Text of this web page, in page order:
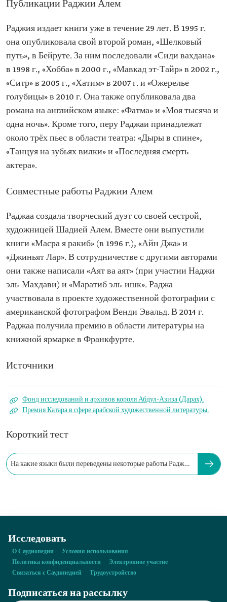
Публикации Раджии Алем
Раджия издает книги уже в течение 29 лет. В 1995 г.
она опубликовала свой второй роман, «Шелковый
путь», в Бейруте. За ним последовали «Сиди вахдана»
в 1998 г., «Хобба» в 2000 г., «Мавкад эт-Тайр» в 2002 г.,
«Ситр» в 2005 г., «Хатим» в 2007 г. и «Ожерелье
голубицы» в 2010 г. Она также опубликовала два
романа на английском языке: «Фатма» и «Моя тысяча и
одна ночь». Кроме того, перу Раджаи принадлежат
около трёх пьес в области театра: «Дыры в спине»,
«Танцуя на зубьях вилки» и «Последняя смерть
актера».
Совместные работы Раджии Алем
Раджаа создала творческий дуэт со своей сестрой,
художницей Шадией Алем. Вместе они выпустили
книги «Масра я ракиб» (в 1996 г.), «Айн Джа» и
«Джиньят Лар». В сотрудничестве с другими авторами
они также написали «Аят ва аят» (при участии Наджи
эль-Махдави) и «Маратиб эль-ишк». Раджа
участвовала в проекте художественной фотографии с
американской фотографом Венди Эвальд. В 2014 г.
Раджаа получила премию в области литературы на
книжной ярмарке в Франкфурте.
Источники
Фонд исследований и архивов короля Абдул-Азиза (Дарах).
Премия Катара в сфере арабской художественной литературы.
Короткий тест
На какие языки были переведены некоторые работы Раджии
Исследовать
О Саудиопедии
Условия использования
Политика конфиденциальности
Электронное участие
Связаться с Саудипедией
Трудоустройство
Подписаться на рассылку